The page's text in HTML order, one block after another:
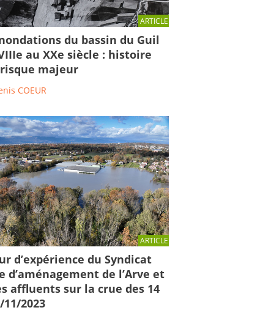
ARTICLE
du bassin du Guil
au XXe siècle : histoire
risque majeur
COEUR
ARTICLE
d’expérience du Syndicat
d’aménagement de l’Arve et
affluents sur la crue des 14
2023